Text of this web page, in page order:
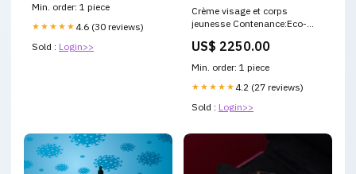
Min. order: 1 piece
★★★★★ 4.6 (30 reviews)
Sold : Login>>
Crème visage et corps
jeunesse Contenance:Eco-
US$ 2250.00
Min. order: 1 piece
★★★★★ 4.2 (27 reviews)
Sold : Login>>